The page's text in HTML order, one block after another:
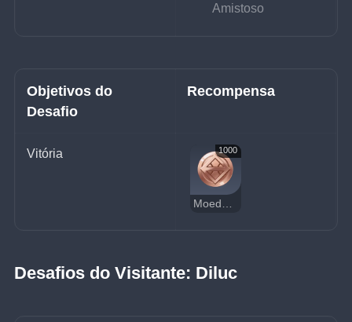
Amistoso
Objetivos do
Desafio
Recompensa
Vitória 1000
Desafios do Visitante: Diluc